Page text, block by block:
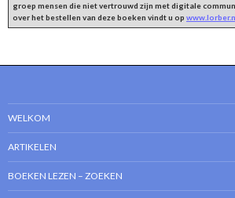
groep mensen die niet vertrouwd zijn met digitale
over het bestellen van deze boeken vindt u op
WELKOM
ARTIKELEN
BOEKEN LEZEN – ZOEKEN